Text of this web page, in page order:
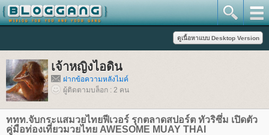
เจ้าหญิงไอดิน
ฝากข้อความหลังไมค์
ผู้ติดตามบล็อก : 2 คน
ททท.จับกระแสมวยไทยฟีเวอร์ รุกตลาดสปอร์ต ทัวริซึ่ม เปิดตัว
คู่มือท่องเที่ยวมวยไทย AWESOME MUAY THAI